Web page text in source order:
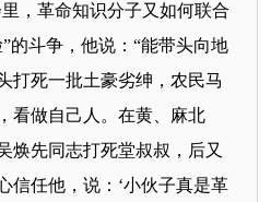
，革命知识分子又如何联合
的斗争，他说： “能带头向地
打死一批土豪劣绅，农民马
看做自己人。在黄、麻北
焕先同志打死堂叔叔，后又
信任他，说：‘小伙子真是革